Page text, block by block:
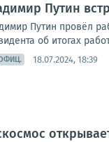
Путин
Путин провёл
об итогах
18.07.2024, 18:39